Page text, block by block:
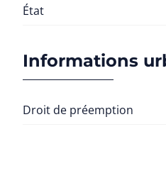
État
Informations
Droit de préemption